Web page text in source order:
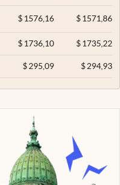
$ 1576,16 $1571,86
$ 1736,10 $1735,22
$ 295,09 $294,93